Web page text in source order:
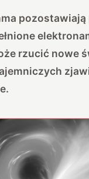
rzucić nowe